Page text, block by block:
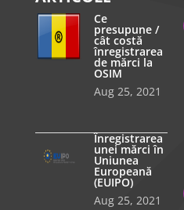
Ce
presupune /
cât costă
înregistrarea
de mărci la
OSIM
Aug 25, 2021
Înregistrarea
unei mărci în
Uniunea
Europeană
(EUIPO)
Aug 25, 2021